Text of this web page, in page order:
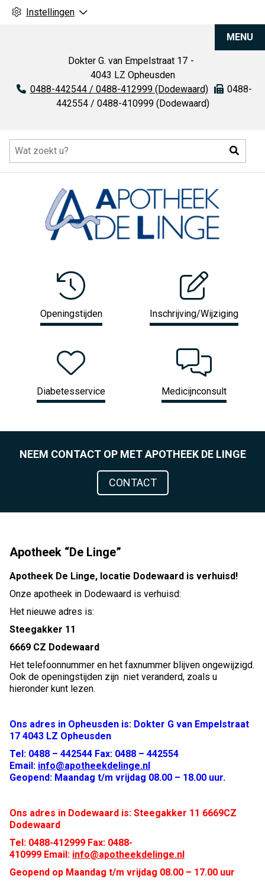
Instellingen
Dokter G. van Empelstraat 17
4043 LZ Opheusden
Tel:
0488-442544 / 0488-412999 (Dodewaard) Fax:
0488-
442554 / 0488-410999 (Dodewaard)
MENU
Openingstijden Inschrijving/Wijziging
Diabetesservice Medicijnconsult
NEEM CONTACT OP MET APOTHEEK DE LINGE
CONTACT
Apotheek “De Linge”
Apotheek De Linge, locatie Dodewaard is verhuisd!
Onze apotheek in Dodewaard is verhuisd:
Het nieuwe adres is:
Steegakker 11
6669 CZ Dodewaard
Het telefoonnummer en het faxnummer blijven ongewijzigd.
Ook de openingstijden zijn niet veranderd, zoals u
hieronder kunt lezen.
Ons adres in Opheusden is: Dokter G van Empelstraat
17 4043 LZ Opheusden
Tel: 0488 – 442544 Fax: 0488 – 442554
Email: info@apotheekdelinge.nl
Geopend: Maandag t/m vrijdag 08.00 – 18.00 uur.
Ons adres in Dodewaard is: Steegakker 11 6669CZ
Dodewaard
Tel: 0488-412999 Fax: 0488-
410999 Email: info@apotheekdelinge.nl
Geopend op Maandag t/m vrijdag 08.00 – 17.00 uur